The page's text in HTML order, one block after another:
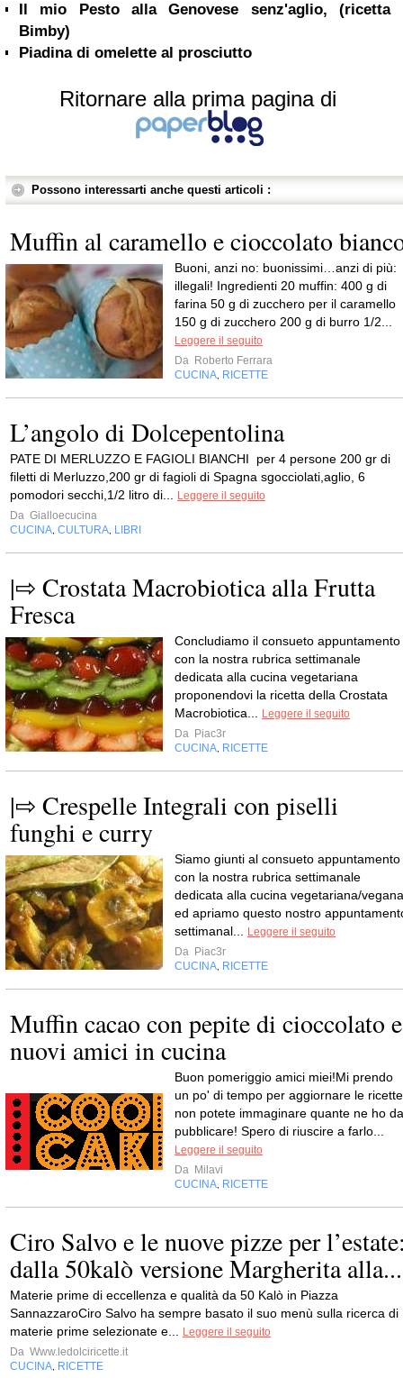
Il mio Pesto alla Genovese senz'aglio, (ricetta
Bimby)
Piadina di omelette al prosciutto
Ritornare alla prima pagina di
Possono interessarti anche questi articoli :
Muffin al caramello e cioccolato
Buoni, anzi no: buonissimi…anzi di più:
illegali! Ingredienti 20 muffin: 400 g di
farina 50 g di zucchero per il caramello
150 g di zucchero 200 g di burro 1/2...
Leggere il seguito
Da Roberto Ferrara
CUCINA RICETTE
L’angolo di Dolcepentolina
PATE DI MERLUZZO E FAGIOLI BIANCHI per 4 persone 200 gr di
filetti di Merluzzo,200 gr di fagioli di Spagna sgocciolati,aglio, 6
pomodori secchi,1/2 litro di...
Leggere il seguito
Da Gialloecucina
CUCINA CULTURA LIBRI
|⇨ Crostata Macrobiotica alla Frutta
Fresca
Concludiamo il consueto appuntamento
con la nostra rubrica settimanale
dedicata alla cucina vegetariana
proponendovi la ricetta della Crostata
Macrobiotica...
Leggere il seguito
Da Piac3r
CUCINA RICETTE
|⇨ Crespelle Integrali con piselli
funghi e curry
Siamo giunti al consueto appuntamento
con la nostra rubrica settimanale
dedicata alla cucina vegetariana/vegana
ed apriamo questo nostro
settimanal...
Leggere il seguito
Da Piac3r
CUCINA RICETTE
Muffin cacao con pepite di cioccolato e
nuovi amici in cucina
Buon pomeriggio amici miei!Mi prendo
un po' di tempo per aggiornare le
non potete immaginare quante ne ho da
pubblicare! Spero di riuscire a farlo...
Leggere il seguito
Da Milavi
CUCINA RICETTE
Ciro Salvo e le nuove pizze per
dalla 50kalò versione Margherita alla...
Materie prime di eccellenza e qualità da 50 Kalò in Piazza
SannazzaroCiro Salvo ha sempre basato il suo menù sulla ricerca di
materie prime selezionate e...
Leggere il seguito
Da Www.ledolciricette.it
CUCINA RICETTE